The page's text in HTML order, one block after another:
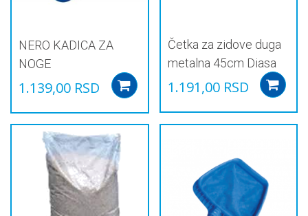
NERO KADICA ZA
NOGE
1.139,00 RSD Add to cart
Četka za zidove duga
metalna 45cm Diasa
1.191,00 RSD